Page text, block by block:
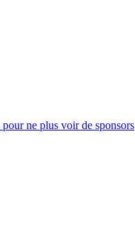
ne plus voir de sponsors